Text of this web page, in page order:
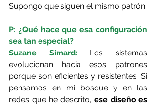
Supongo que siguen el mismo patrón.
P: ¿Qué hace que esa configuración
sea tan especial?
Suzane Simard: Los sistemas
evolucionan hacia esos patrones
porque son eficientes y resistentes. Si
pensamos en mi bosque y en las
redes que he descrito, ese diseño es